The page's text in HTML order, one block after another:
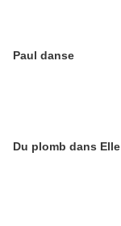
Paul danse
Du plomb dans Elle